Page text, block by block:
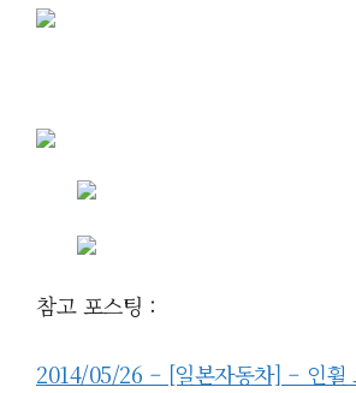
참고 포스팅 :
2014/05/26 – [일본자동차] – 인